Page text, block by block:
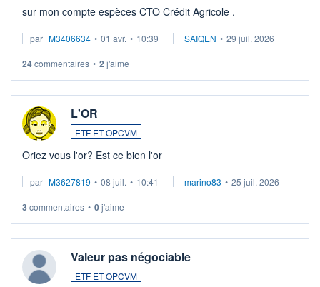
sur mon compte espèces CTO Crédit Agricole .
par M3406634 • 01 avr. • 10:39 SAIQEN • 29 juil. 2026
24commentaires • 2 j'aime
L'OR
ETF ET OPCVM
Oriez vous l'or? Est ce bien l'or
par M3627819 • 08 juil. • 10:41 marino83 • 25 juil. 2026
3 commentaires • 0j'aime
Valeur pas négociable
ETF ET OPCVM